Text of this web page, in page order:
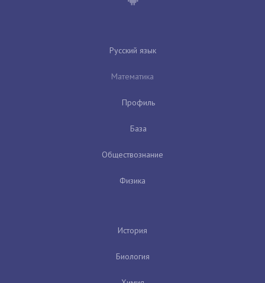
Русский язык
Математика
Профиль
База
Обществознание
Физика
История
Биология